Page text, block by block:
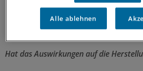
Überhaupt nicht. Wie gesagt,
Class“-Medikamente und die Fragen:
Pipeline, und was verspricht einen
Hat das Auswirkungen auf die
Alle ablehnen